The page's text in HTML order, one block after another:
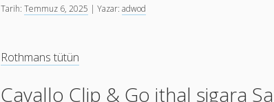
Tarih:Temmuz 6, 2025 | Yazar:adwod
Rothmans tütün
Cavallo Clip & Go ithal sigara